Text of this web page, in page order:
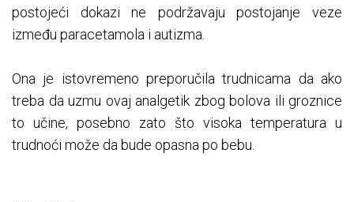
postojeći dokazi ne podržavaju postojanje veze
između paracetamola i autizma.
Ona je istovremeno preporučila trudnicama da ako
treba da uzmu ovaj analgetik zbog bolova ili groznice
to učine, posebno zato što visoka temperatura u
trudnoći može da bude opasna po bebu.